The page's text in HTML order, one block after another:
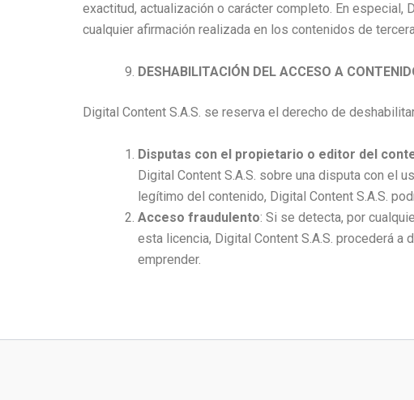
exactitud, actualización o carácter completo. En especial,
cualquier afirmación realizada en los contenidos de
DESHABILITACIÓN DEL ACCESO A
Digital Content S.A.S. se reserva el derecho de
Disputas con el propietario o editor del
Digital Content S.A.S. sobre una disputa con el
legítimo del contenido, Digital Content S.A.S.
Acceso fraudulento: Si se detecta, por
esta licencia, Digital Content S.A.S. procederá
emprender.